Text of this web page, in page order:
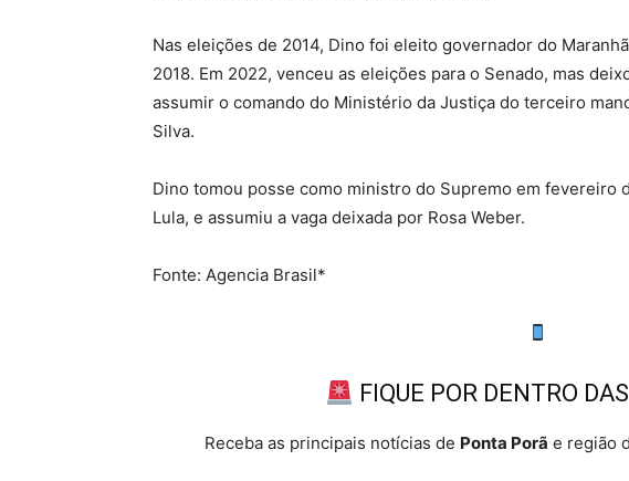
Nas eleições de 2014, Dino foi eleito governador do
2018. Em 2022, venceu as eleições para o Senado, mas
assumir o comando do Ministério da Justiça do terceiro
Silva.
Dino tomou posse como ministro do Supremo em fevereiro
Lula, e assumiu a vaga deixada por Rosa Weber.
Fonte: Agencia Brasil*
FIQUE POR DENTRO
Receba as principais notícias de Ponta Porã e região